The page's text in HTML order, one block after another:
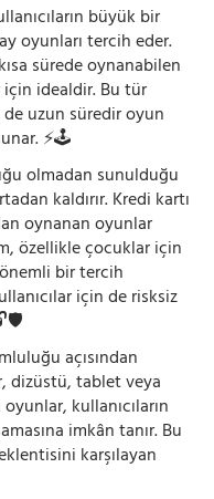
büyük bir
oyunları tercih eder.
sürede oynanabilen
idealdir. Bu tür
uzun süredir oyun
⚡🕹️
olmadan sunulduğu
kaldırır. Kredi kartı
oynanan oyunlar
özellikle çocuklar için
bir tercih
için de risksiz
açısından
dizüstü, tablet veya
kullanıcıların
imkân tanır. Bu
karşılayan